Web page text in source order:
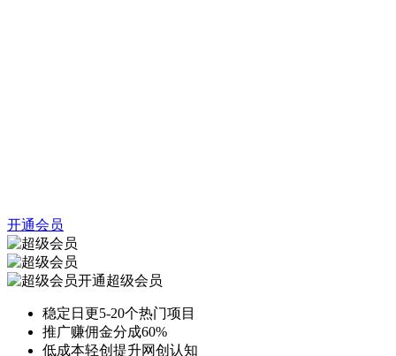
开通会员
开通超级会员
稳定日更5-20个热门项目
推广赚佣金分成60%
低成本轻创提升网创认知